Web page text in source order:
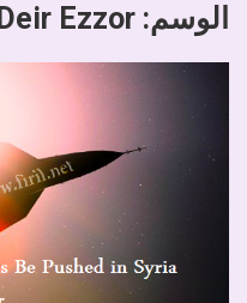
الوسم: Deir Ezzor